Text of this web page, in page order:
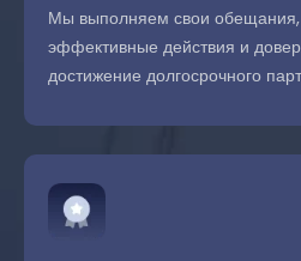
Мы выполняем свои
эффективные действия и
достижение долгосрочного